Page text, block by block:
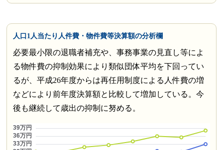
人口1人当たり人件費・物件費等決算額の分析欄
必要最小限の退職者補充や、事務事業の見直し等によ
る物件費の抑制効果により類似団体平均を下回ってい
るが、平成26年度からは再任用制度による人件費の増
などにより前年度決算額と比較して増加している。今
後も継続して歳出の抑制に努める。